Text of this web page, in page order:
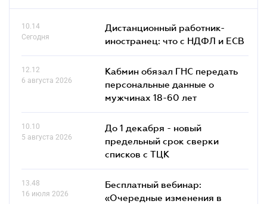
10.14
Сегодня
Дистанционный работник-
иностранец: что с НДФЛ и ЕСВ
12.12
6 августа 2026
Кабмин обязал ГНС передать
персональные данные о
мужчинах 18-60 лет
10.10
5 августа 2026
До 1 декабря - новый
предельный срок сверки
списков c ТЦК
13.48
16 июля 2026
Бесплатный вебинар:
«Очередные изменения в